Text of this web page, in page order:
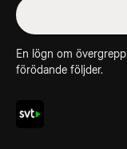
En lögn om
förödande följder.